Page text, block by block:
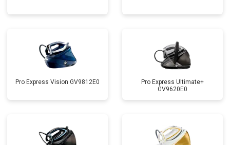
Pro Express Vision GV9812E0
Pro Express Ultimate+
GV9620E0